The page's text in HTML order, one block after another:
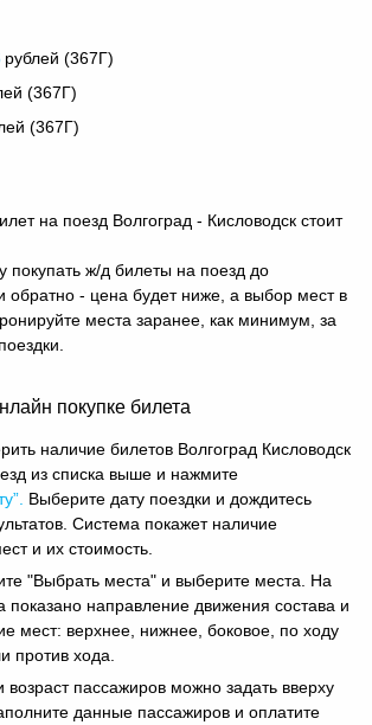
рублей (367Г)
(367Г)
(367Г)
на поезд Волгоград - Кисловодск стоит
покупать ж/д билеты на поезд до
обратно - цена будет ниже, а выбор мест в
места заранее, как минимум, за
покупке билета
наличие билетов Волгоград Кисловодск
из списка выше и нажмите
Выберите дату поездки и дождитесь
Система покажет наличие
и их стоимость.
"Выбрать места" и выберите места. На
показано направление движения состава и
мест: верхнее, нижнее, боковое, по ходу
против хода.
возраст пассажиров можно задать вверху
данные пассажиров и оплатите